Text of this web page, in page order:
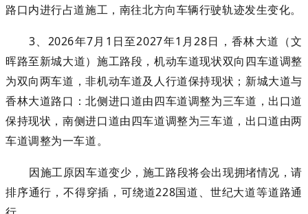
路口内进行占道施工，南往北方向车辆行驶轨迹发生变化。
3、2026年7月1日至2027年1月28日，香林大道（文
晖路至新城大道）施工路段，机动车道现状双向四车道调整
为双向两车道，非机动车道及人行道保持现状；新城大道与
香林大道路口：北侧进口道由四车道调整为三车道，出口道
保持现状，南侧进口道由四车道调整为三车道，出口道由两
车道调整为一车道。
因施工原因车道变少，施工路段将会出现拥堵情况，请
排序通行，不得穿插，可绕道228国道、世纪大道等道路通